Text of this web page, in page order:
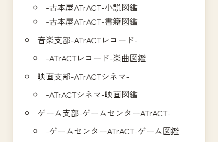
-古本屋ATrACT-小説図鑑
-古本屋ATrACT-書籍図鑑
音楽支部-ATrACTレコード-
-ATrACTレコード-楽曲図鑑
映画支部-ATrACTシネマ-
-ATrACTシネマ-映画図鑑
ゲーム支部-ゲームセンターATrACT-
-ゲームセンターATrACT-ゲーム図鑑